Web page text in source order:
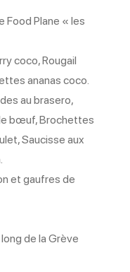
Food Plane « les
coco, Rougail
ananas coco.
au brasero,
bœuf, Brochettes
Saucisse aux
et gaufres de
de la Grève